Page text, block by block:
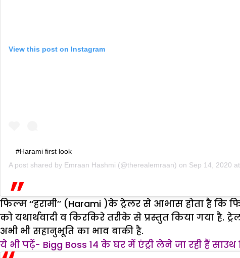
View this post on Instagram
#Harami first look
A post shared by Emraan Hashmi (@therealemraan) on Sep 14, 2020
फिल्म ‘‘हरामी’’ (Harami )के ट्रेलर से आभास होता है कि
को यथार्थवादी व किरकिरे तरीके से प्रस्तुत किया गया है.
अभी भी सहानुभूति का भाव बाकी है.
ये भी पढ़ें- Bigg Boss 14 के घर में एंट्री लेने जा रही हैं